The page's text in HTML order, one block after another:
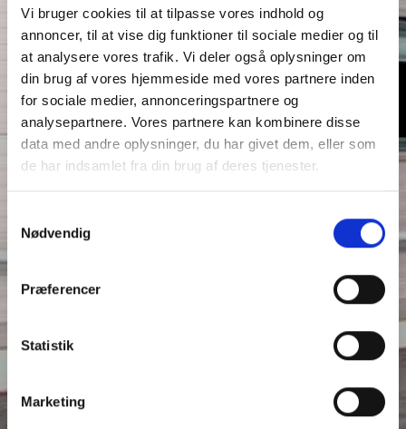
Vi bruger cookies til at tilpasse vores indhold og
annoncer, til at vise dig funktioner til sociale medier og til
at analysere vores trafik. Vi deler også oplysninger om
din brug af vores hjemmeside med vores partnere inden
for sociale medier, annonceringspartnere og
analysepartnere. Vores partnere kan kombinere disse
data med andre oplysninger, du har givet dem, eller som
de har indsamlet fra din brug af deres tjenester.
Nødvendig
Præferencer
Statistik
Marketing